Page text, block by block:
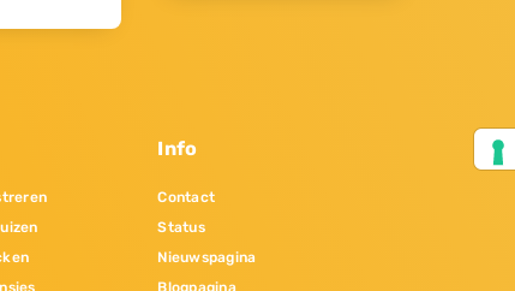
Info
Contact
Status
Nieuwspagina
Blogpagina